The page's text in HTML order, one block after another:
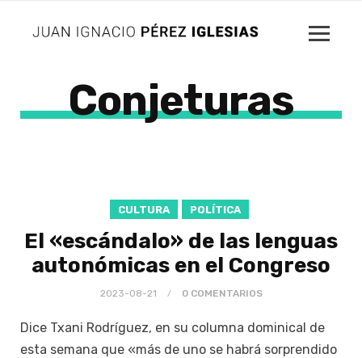
Conjeturas
CULTURA POLÍTICA
El «escándalo» de las lenguas
autonómicas en el Congreso
2023-08-21 0 COMENTARIOS
Dice Txani Rodríguez, en su columna dominical de
esta semana que «más de uno se habrá sorprendido